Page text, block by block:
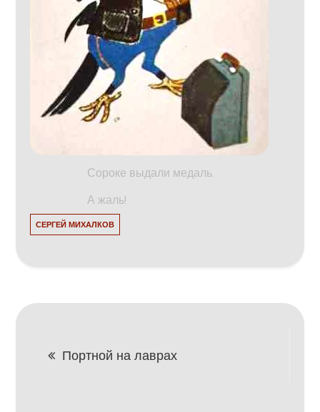
Сороке выдали медаль.
А жаль!
СЕРГЕЙ МИХАЛКОВ
Навигация
Портной на лаврах